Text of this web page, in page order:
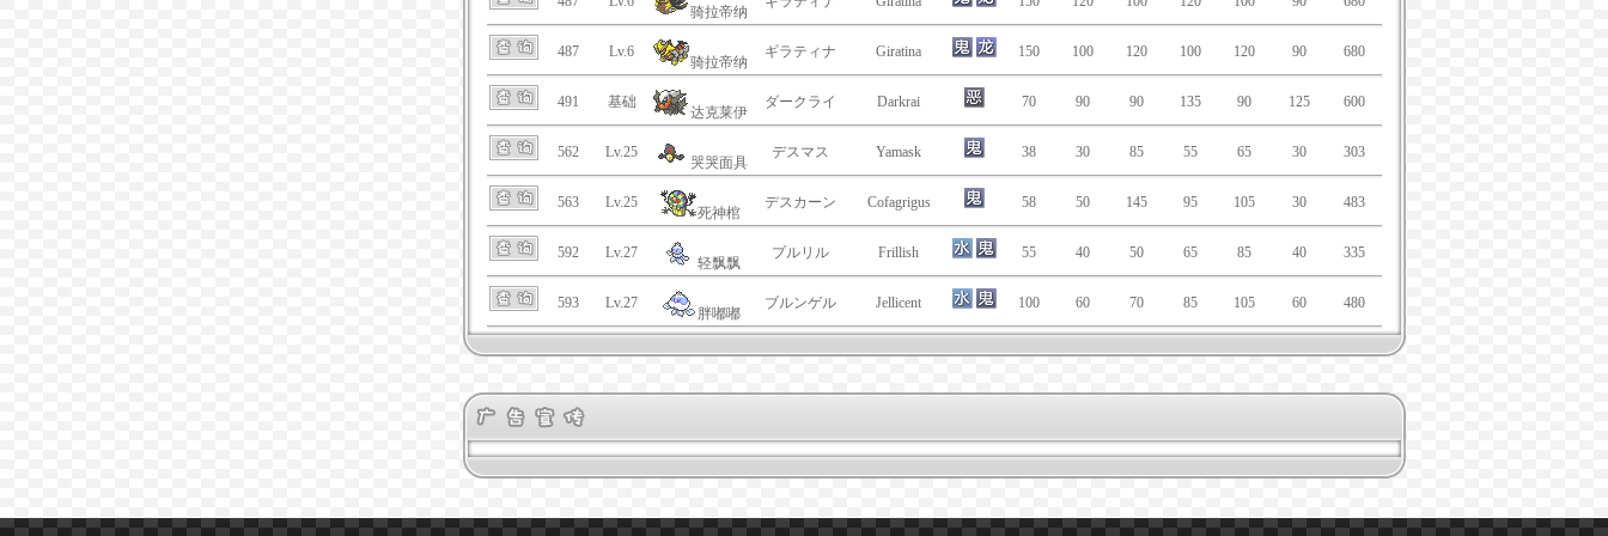
骑拉帝纳
487 Lv.6
骑拉帝纳
ギラティナ Giratina 150 100 120 100 120 90 680
491 基础
达克莱伊
ダークライ Darkrai 70 90 90 135 90 125 600
562 Lv.25
哭哭面具
デスマス Yamask 38 30 85 55 65 30 303
563 Lv.25
死神棺
デスカーン Cofagrigus 58 50 145 95 105 30 483
592 Lv.27
轻飘飘
プルリル Frillish 55 40 50 65 85 40 335
593 Lv.27
胖嘟嘟
ブルンゲル Jellicent 100 60 70 85 105 60 480